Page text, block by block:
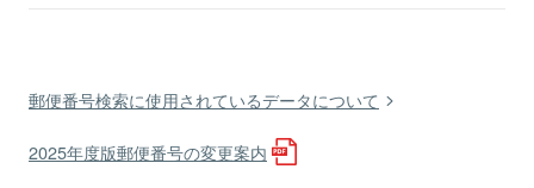
郵便番号検索に使用されているデータについて
2025年度版郵便番号の変更案内